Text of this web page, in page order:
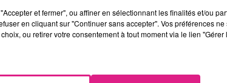
Ces rendez-vous sont
le thème de la fraternité et de
et fermer", ou affiner en sélectionnant les finalités et/ou
en cliquant sur "Continuer sans accepter". Vos préférences
ou retirer votre consentement à tout moment via le lien